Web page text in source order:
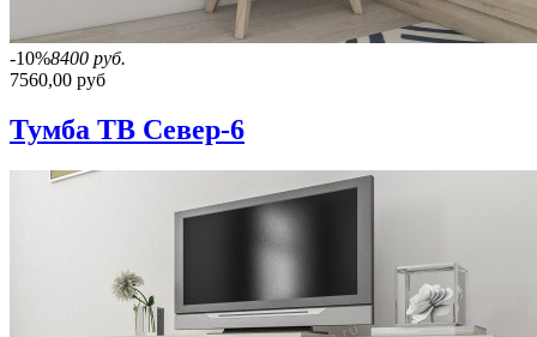
-10%8400 руб.
7560,00 руб
Тумба ТВ Север-6